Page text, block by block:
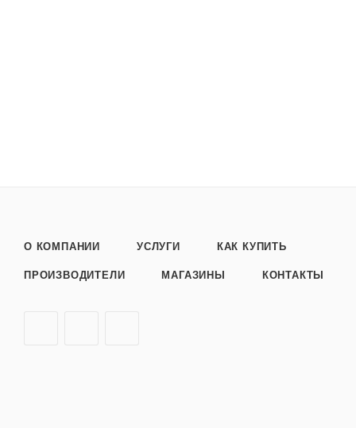
О КОМПАНИИ УСЛУГИ КАК КУПИТЬ
ПРОИЗВОДИТЕЛИ МАГАЗИНЫ КОНТАКТЫ